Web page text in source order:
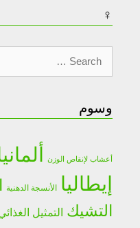
♀
Search
وسوم
أعشاب لإنقاص الوزن
إيطاليا الأنسجة الدهنية
التشيك التمثيل